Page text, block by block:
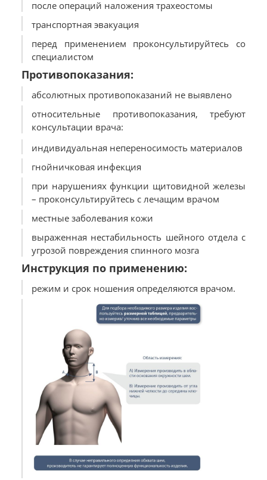
после операций наложения трахеостомы
транспортная эвакуация
перед применением проконсультируйтесь со
специалистом
Противопоказания:
абсолютных противопоказаний не выявлено
относительные противопоказания, требуют
консультации врача:
индивидуальная непереносимость материалов
гнойничковая инфекция
при нарушениях функции щитовидной железы
– проконсультируйтесь с лечащим врачом
местные заболевания кожи
выраженная нестабильность шейного отдела с
угрозой повреждения спинного мозга
Инструкция по применению:
режим и срок ношения определяются врачом.